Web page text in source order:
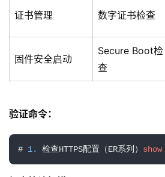
记
经
验
程
证书管理 数字证书检查
固件安全启动
Secure Boot检
查
验证命令：
# 1. 检查HTTPS配置（ER系列） show